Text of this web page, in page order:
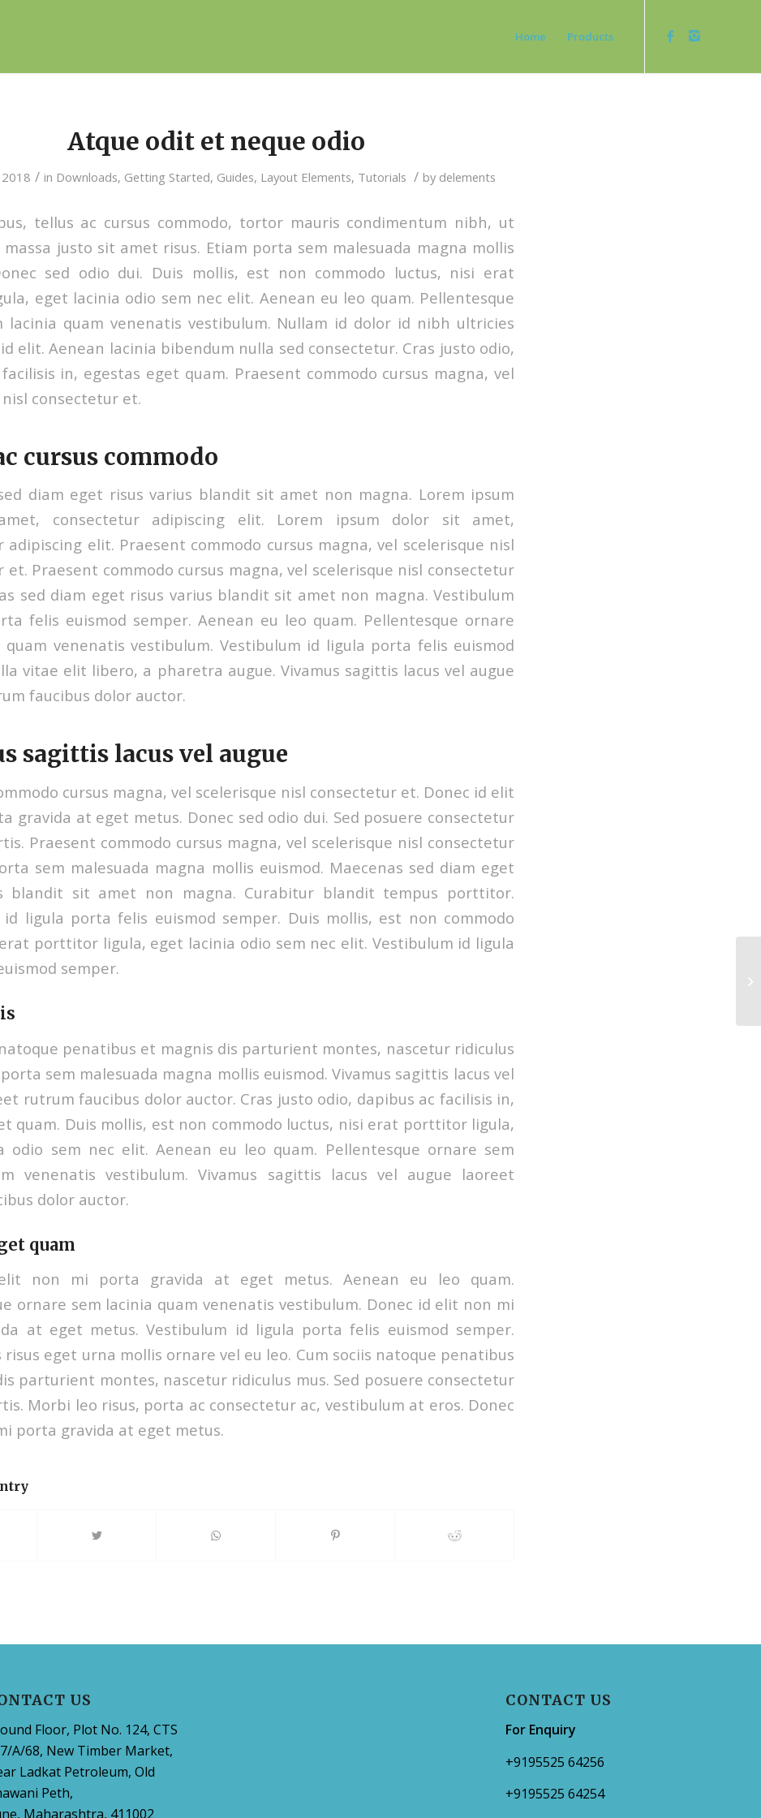
Home Products
Atque odit et neque odio
/ in Downloads, Getting Started, Guides, Layout Elements, Tutorials / by delements
tellus ac cursus commodo, tortor mauris condimentum nibh, ut
justo sit amet risus. Etiam porta sem malesuada magna mollis
sed odio dui. Duis mollis, est non commodo luctus, nisi erat
eget lacinia odio sem nec elit. Aenean eu leo quam. Pellentesque
lacinia quam venenatis vestibulum. Nullam id dolor id nibh ultricies
elit. Aenean lacinia bibendum nulla sed consectetur. Cras justo odio,
in, egestas eget quam. Praesent commodo cursus magna, vel
consectetur et.
cursus commodo
diam eget risus varius blandit sit amet non magna. Lorem ipsum
consectetur adipiscing elit. Lorem ipsum dolor sit amet,
adipiscing elit. Praesent commodo cursus magna, vel scelerisque nisl
et. Praesent commodo cursus magna, vel scelerisque nisl consectetur
sed diam eget risus varius blandit sit amet non magna. Vestibulum
felis euismod semper. Aenean eu leo quam. Pellentesque ornare
quam venenatis vestibulum. Vestibulum id ligula porta felis euismod
vitae elit libero, a pharetra augue. Vivamus sagittis lacus vel augue
faucibus dolor auctor.
sagittis lacus vel augue
cursus magna, vel scelerisque nisl consectetur et. Donec id elit
gravida at eget metus. Donec sed odio dui. Sed posuere consectetur
Praesent commodo cursus magna, vel scelerisque nisl consectetur
sem malesuada magna mollis euismod. Maecenas sed diam eget
blandit sit amet non magna. Curabitur blandit tempus porttitor.
id ligula porta felis euismod semper. Duis mollis, est non commodo
porttitor ligula, eget lacinia odio sem nec elit. Vestibulum id ligula
semper.
penatibus et magnis dis parturient montes, nascetur ridiculus
sem malesuada magna mollis euismod. Vivamus sagittis lacus vel
rutrum faucibus dolor auctor. Cras justo odio, dapibus ac facilisis in,
quam. Duis mollis, est non commodo luctus, nisi erat porttitor ligula,
odio sem nec elit. Aenean eu leo quam. Pellentesque ornare sem
venenatis vestibulum. Vivamus sagittis lacus vel augue laoreet
dolor auctor.
quam
non mi porta gravida at eget metus. Aenean eu leo quam.
ornare sem lacinia quam venenatis vestibulum. Donec id elit non mi
at eget metus. Vestibulum id ligula porta felis euismod semper.
risus eget urna mollis ornare vel eu leo. Cum sociis natoque penatibus
parturient montes, nascetur ridiculus mus. Sed posuere consectetur
Morbi leo risus, porta ac consectetur ac, vestibulum at eros. Donec
porta gravida at eget metus.
US
Floor, Plot No. 124, CTS
A/68, New Timber Market,
Ladkat Petroleum, Old
Peth,
Maharashtra, 411002
CONTACT US
For Enquiry
+9195525 64256
+9195525 64254